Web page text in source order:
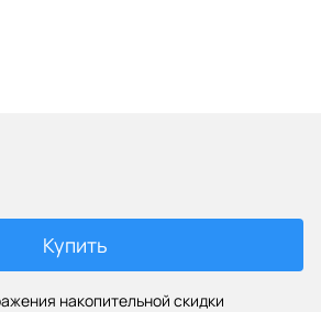
Купить
накопительной скидки